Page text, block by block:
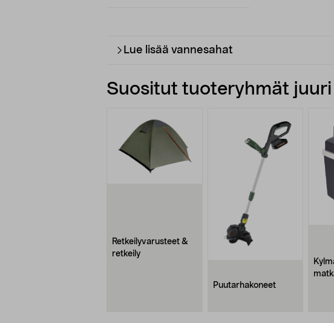
Lue lisää vannesahat
Suositut tuoteryhmät
Retkeilyvarusteet &
retkeily
Puutarhakoneet